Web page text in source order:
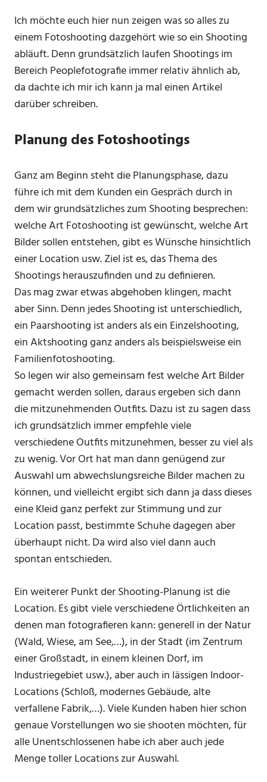
Ich möchte euch hier nun zeigen was so alles zu
einem Fotoshooting dazgehört wie so ein Shooting
abläuft. Denn grundsätzlich laufen Shootings im
Bereich Peoplefotografie immer relativ ähnlich ab,
da dachte ich mir ich kann ja mal einen Artikel
darüber schreiben.
Planung des Fotoshootings
Ganz am Beginn steht die Planungsphase, dazu
führe ich mit dem Kunden ein Gespräch durch in
dem wir grundsätzliches zum Shooting besprechen:
welche Art Fotoshooting ist gewünscht, welche Art
Bilder sollen entstehen, gibt es Wünsche hinsichtlich
einer Location usw. Ziel ist es, das Thema des
Shootings herauszufinden und zu definieren.
Das mag zwar etwas abgehoben klingen, macht
aber Sinn. Denn jedes Shooting ist unterschiedlich,
ein Paarshooting ist anders als ein Einzelshooting,
ein Aktshooting ganz anders als beispielsweise ein
Familienfotoshooting.
So legen wir also gemeinsam fest welche Art Bilder
gemacht werden sollen, daraus ergeben sich dann
die mitzunehmenden Outfits. Dazu ist zu sagen dass
ich grundsätzlich immer empfehle viele
verschiedene Outfits mitzunehmen, besser zu viel als
zu wenig. Vor Ort hat man dann genügend zur
Auswahl um abwechslungsreiche Bilder machen zu
können, und vielleicht ergibt sich dann ja dass dieses
eine Kleid ganz perfekt zur Stimmung und zur
Location passt, bestimmte Schuhe dagegen aber
überhaupt nicht. Da wird also viel dann auch
spontan entschieden.
Ein weiterer Punkt der Shooting-Planung ist die
Location. Es gibt viele verschiedene Örtlichkeiten an
denen man fotografieren kann: generell in der Natur
(Wald, Wiese, am See,…), in der Stadt (im Zentrum
einer Großstadt, in einem kleinen Dorf, im
Industriegebiet usw.), aber auch in lässigen Indoor-
Locations (Schloß, modernes Gebäude, alte
verfallene Fabrik,…). Viele Kunden haben hier schon
genaue Vorstellungen wo sie shooten möchten, für
alle Unentschlossenen habe ich aber auch jede
Menge toller Locations zur Auswahl.